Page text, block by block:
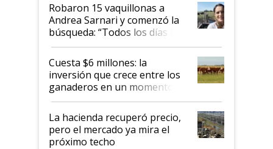
Robaron 15 vaquillonas a
Andrea Sarnari y comenzó la
búsqueda: “Todos los días le
toca a algún productor”
Cuesta $6 millones: la
inversión que crece entre los
ganaderos en un momento
histórico para la actividad
La hacienda recuperó precio,
pero el mercado ya mira el
próximo techo